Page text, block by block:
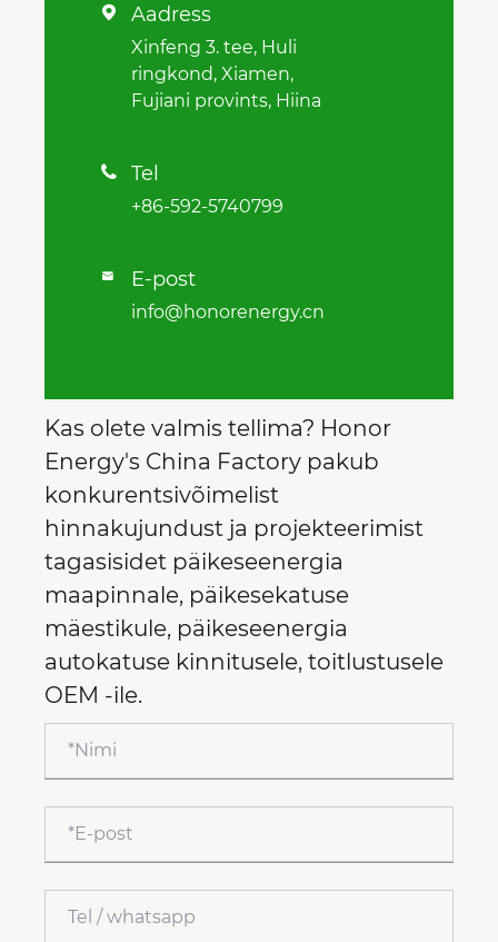
 Aadress
Xinfeng 3. tee, Huli
ringkond, Xiamen,
Fujiani provints, Hiina
 Tel
+86-592-5740799
 E-post
info@honorenergy.cn
Kas olete valmis tellima? Honor
Energy's China Factory pakub
konkurentsivõimelist
hinnakujundust ja projekteerimist
tagasisidet päikeseenergia
maapinnale, päikesekatuse
mäestikule, päikeseenergia
autokatuse kinnitusele, toitlustusele
OEM -ile.